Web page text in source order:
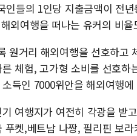
들의 1인당 지출금액이 전
외여행을 떠나는 유커의 비
원거리 해외여행을 선호하고
체험, 고가형 소비를 선호하
득인 7000위안을 해외여행
여행지가 여전히 각광을 받
켓,베트남 나짱, 필리핀 보